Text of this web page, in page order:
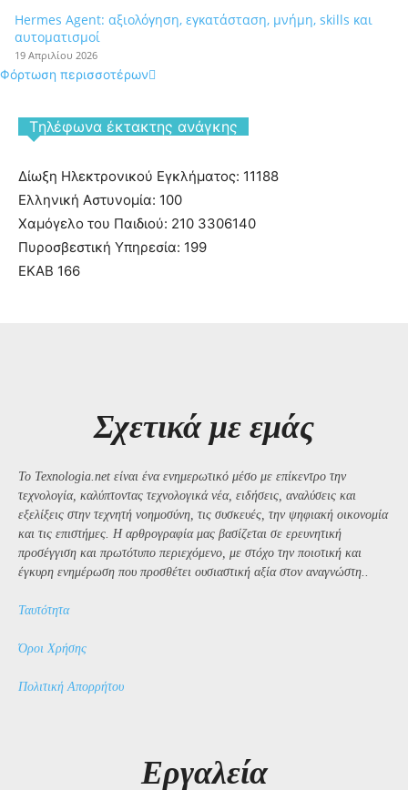
Hermes Agent: αξιολόγηση, εγκατάσταση, μνήμη, skills και
αυτοματισμοί
19 Απριλίου 2026
Φόρτωση περισσοτέρων
Tηλέφωνα έκτακτης ανάγκης
Δίωξη Ηλεκτρονικού Εγκλήματος: 11188
Ελληνική Αστυνομία: 100
Χαμόγελο του Παιδιού: 210 3306140
Πυροσβεστική Υπηρεσία: 199
ΕΚΑΒ 166
Σχετικά με εμάς
Το Texnologia.net είναι ένα ενημερωτικό μέσο με επίκεντρο την
τεχνολογία, καλύπτοντας τεχνολογικά νέα, ειδήσεις, αναλύσεις και
εξελίξεις στην τεχνητή νοημοσύνη, τις συσκευές, την ψηφιακή οικονομία
και τις επιστήμες. Η αρθρογραφία μας βασίζεται σε ερευνητική
προσέγγιση και πρωτότυπο περιεχόμενο, με στόχο την ποιοτική και
έγκυρη ενημέρωση που προσθέτει ουσιαστική αξία στον αναγνώστη..
Ταυτότητα
Όροι Χρήσης
Πολιτική Απορρήτου
Εργαλεία